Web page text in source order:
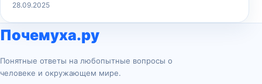
28.09.2025
Почемуха.ру
Понятные ответы на любопытные вопросы о
человеке и окружающем мире.